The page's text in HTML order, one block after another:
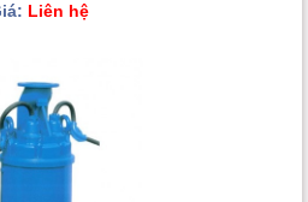
Liên hệ